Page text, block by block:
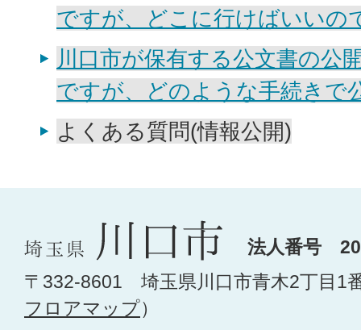
ですが、どこに行けばいいの
川口市が保有する公文書の公
ですが、どのような手続きで
よくある質問(情報公開)
法人番号
〒332-8601 埼玉県川口市青木2丁目1
フロアマップ）